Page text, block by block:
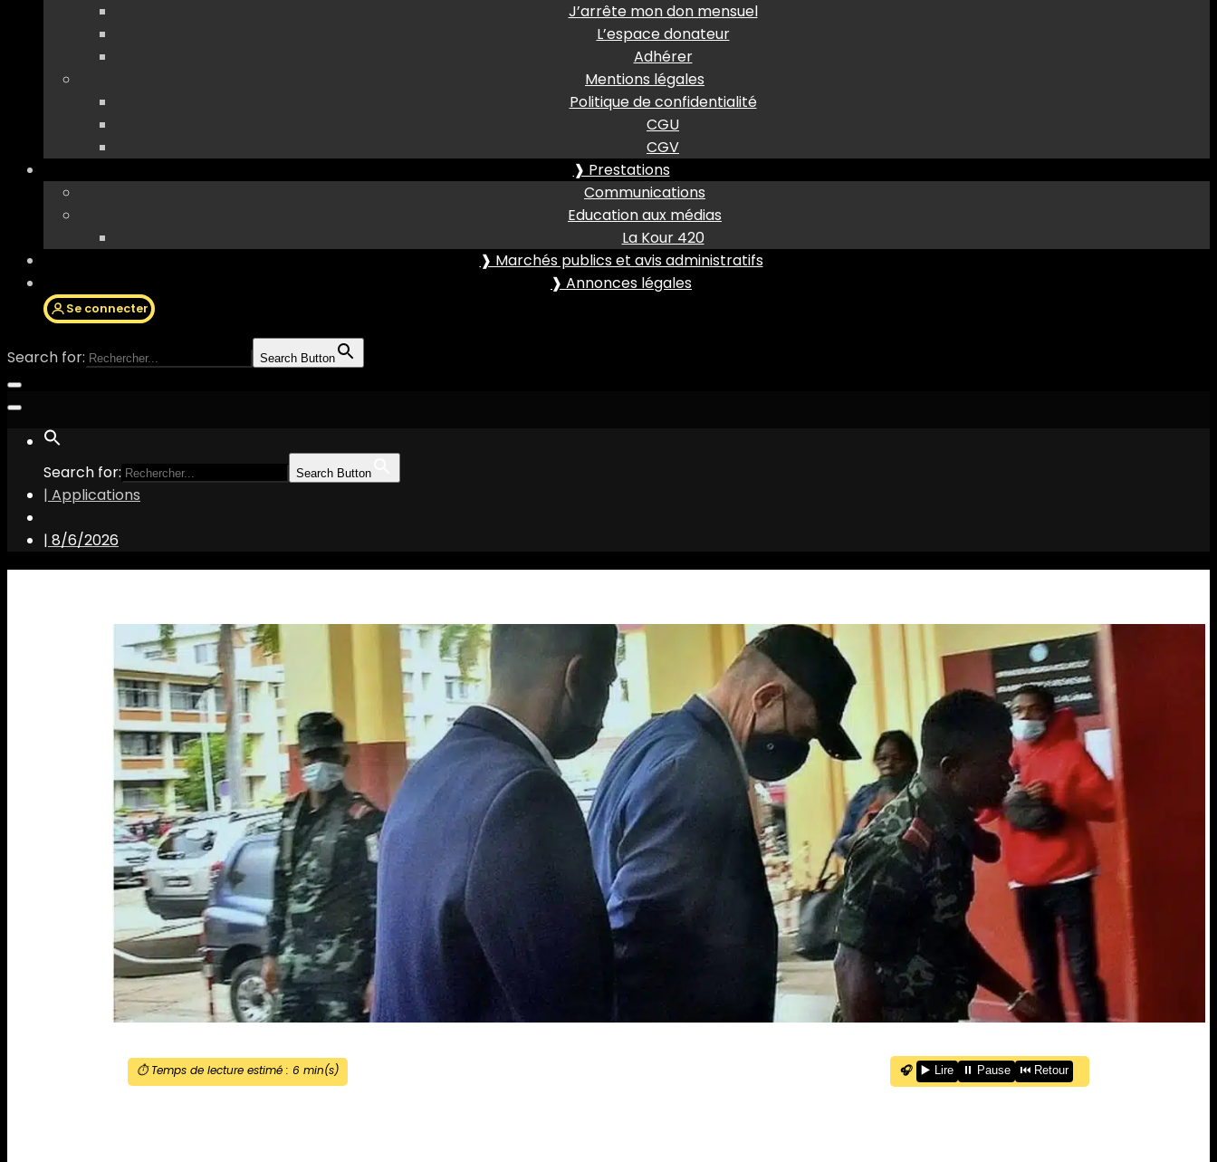
J’arrête mon don mensuel
L’espace donateur
Adhérer
Mentions légales
Politique de confidentialité
CGU
CGV
❱ Prestations
Communications
Education aux médias
La Kour 420
❱ Marchés publics et avis administratifs
❱ Annonces légales
Se connecter
Search for: Search Button
Search for: Search Button
| Applications
| 8/6/2026
⏱️ Temps de lecture estimé : 6 min(s) 🎧 ▶️ Lire ⏸️ Pause ⏮️ Retour